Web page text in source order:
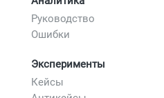
Руководство
Ошибки
Эксперименты
Кейсы